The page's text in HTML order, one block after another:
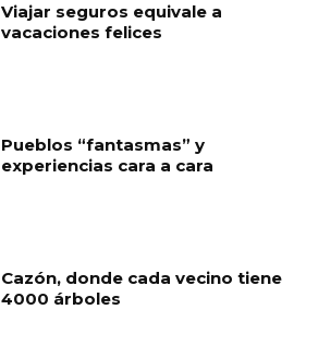
Viajar seguros equivale a
vacaciones felices
Pueblos “fantasmas” y
experiencias cara a cara
Cazón, donde cada vecino tiene
4000 árboles